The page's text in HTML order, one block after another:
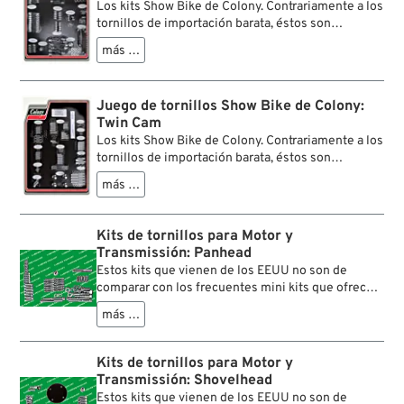
de llenado de la transmisión, tornillos para el
generador, tornillos de culata y arandelas.
Todas las piezas cumplen o superan las
especificaciones originales de Harley-Davidson.
Ideal para reconstrucciones de motor,
restauraciones y sustitución de fijaciones
desgastadas.
Los kits Show Bike de Colony. Contrariamente a los
tornillos de importación barata, éstos son
elaborados de los mejores materiales con la
precisión más alta. Reemplazan casi todo tornillo
más …
Juego de tornillos Show Bike de Colony:
Twin Cam
Los kits Show Bike de Colony. Contrariamente a los
tornillos de importación barata, éstos son
elaborados de los mejores materiales con la
precisión más alta. Reemplazan casi todo tornillo
más …
Kits de tornillos para Motor y
Transmissión: Panhead
Estos kits que vienen de los EEUU no son de
comparar con los frecuentes mini kits que ofrecen
solamente los tornillos para la tapa del primario y
la tapa de encendido. Nuestros kits son completos
y contienen también los tornillos con tipos de
rosca HD muy raros.
Cada kit contiene tornillos para la tapa del árbol de
levas, tornillos largos para la Pan Cover, pernos
más …
Kits de tornillos para Motor y
Transmissión: Shovelhead
Estos kits que vienen de los EEUU no son de